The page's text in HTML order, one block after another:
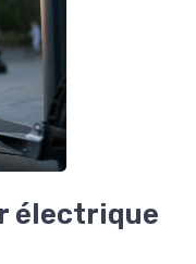
électrique